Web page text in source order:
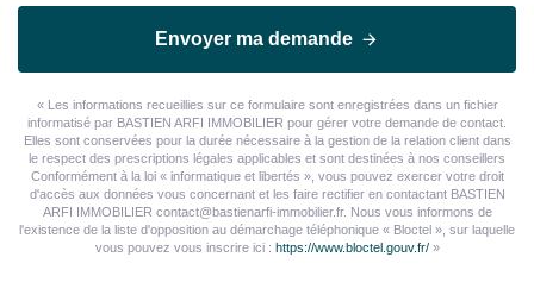
Envoyer ma demande
« Les informations recueillies sur ce formulaire sont enregistrées dans un fichier
informatisé par BASTIEN ARFI IMMOBILIER pour gérer votre demande de contact.
Elles sont conservées pour la durée nécessaire à la gestion de la relation client dans
le respect des prescriptions légales applicables et sont destinées à nos conseillers
Conformément à la loi « informatique et libertés », vous pouvez exercer votre droit
d'accès aux données vous concernant et les faire rectifier en contactant BASTIEN
ARFI IMMOBILIER contact@bastienarfi-immobilier.fr. Nous vous informons de
l'existence de la liste d'opposition au démarchage téléphonique « Bloctel », sur laquelle
vous pouvez vous inscrire ici : https://www.bloctel.gouv.fr/»